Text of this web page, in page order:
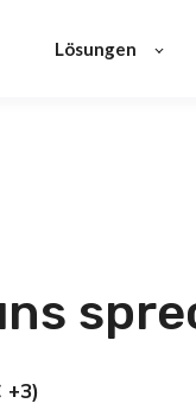
Lösungen
+3)